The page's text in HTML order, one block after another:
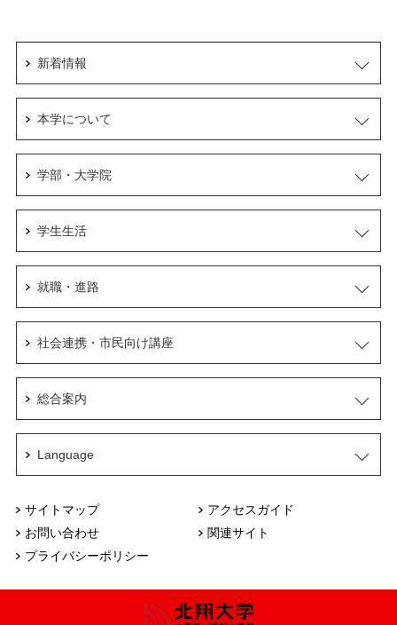
サイトマップ
アクセスガイド
お問い合わせ
関連サイト
プライバシーポリシー
新着情報
本学について
学部・大学院
学生生活
就職・進路
社会連携・市民向け講座
総合案内
Language